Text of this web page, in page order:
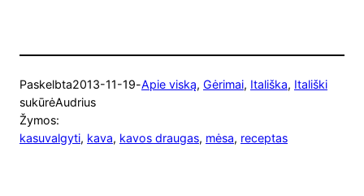
Paskelbta2013-11-19-Apie viską, Gėrimai, Itališka, Itališki
sukūrėAudrius
Žymos:
kasuvalgyti, kava, kavos draugas, mėsa, receptas